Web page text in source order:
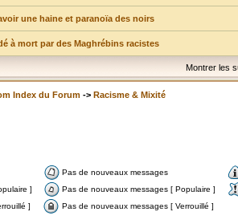
une haine et paranoïa des noirs
à mort par des Maghrébins racistes
Montrer les
Index du Forum -> Racisme & Mixité
Pas de nouveaux messages
]
Pas de nouveaux messages [ Populaire ]
]
Pas de nouveaux messages [ Verrouillé ]